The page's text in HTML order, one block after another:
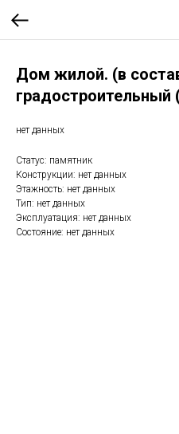
Дом жилой. (в
градостроительный
нет данных
Статус: памятник
Конструкции: нет данных
Этажность: нет данных
Тип: нет данных
Эксплуатация: нет данных
Состояние: нет данных